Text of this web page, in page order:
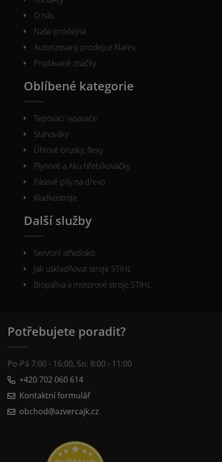
O nás
Naše prodejna
Autorizovaný prodejce Narex
Prodávané značky
Oblíbené kategorie
Tepovací vysavače
Stahováky
Úhlové brusky, flexy
Plynové a Aku hřebíkovačky
Pásové pily na dřevo
Kladkostroje
Další služby
Servisní středisko
Jak uskladňovat stroje STIHL
Biopaliva a motorové stroje STIHL
Potřebujete poradit?
Po-Pá 7:00 - 16:00, So: 8:00 - 11:00
+420 702 060 614
Kontaktní formulář
obchod@azvercajk.cz